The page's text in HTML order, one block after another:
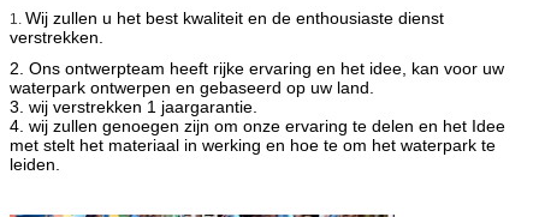
1. Wij zullen u het best kwaliteit en de enthousiaste dienst
verstrekken.
2. Ons ontwerpteam heeft rijke ervaring en het idee, kan voor uw
waterpark ontwerpen en gebaseerd op uw land.
3. wij verstrekken 1 jaargarantie.
4. wij zullen genoegen zijn om onze ervaring te delen en het Idee
met stelt het materiaal in werking en hoe te om het waterpark te
leiden.